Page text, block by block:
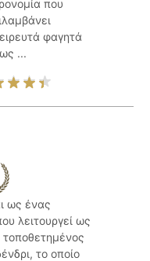
που
φαγητά
...
ως ένας
λειτουργεί ως
τοποθετημένος
το οποίο